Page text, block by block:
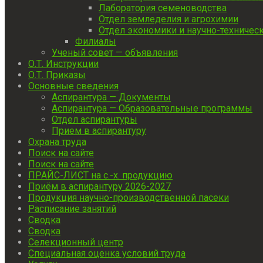
Лаборатория семеноводства
Отдел земледелия и агрохимии
Отдел экономики и научно-
Филиалы
Ученый совет — объявления
О.Т. Инструкции
О.Т. Приказы
Основные сведения
Аспирантура — Документы
Аспирантура — Образовательные программы
Отдел аспирантуры
Прием в аспирантуру
Охрана труда
Поиск на сайте
Поиск на сайте
ПРАЙС-ЛИСТ на с.-х. продукцию
Приём в аспирантуру 2026-2027
Продукция научно-производственной пасеки
Расписание занятий
Сводка
Сводка
Селекционный центр
Специальная оценка условий труда